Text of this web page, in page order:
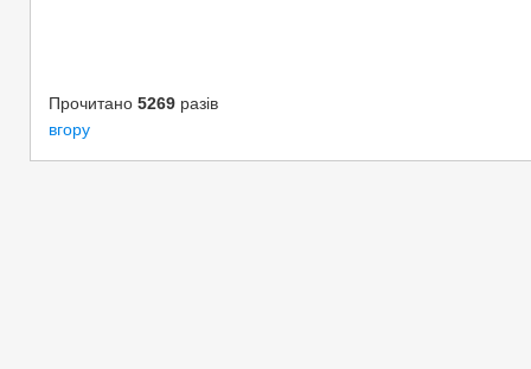
Прочитано 5269 разів
вгору